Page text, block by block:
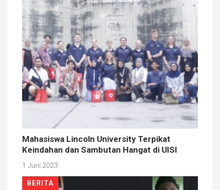
Mahasiswa Lincoln University Terpikat
Keindahan dan Sambutan Hangat di UISI
1 Juni 2023
BERITA